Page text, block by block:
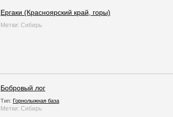
Ергаки (Красноярский край, горы)
Метки: Сибирь
Бобровый лог
Тип: Горнолыжная база
Метки: Сибирь